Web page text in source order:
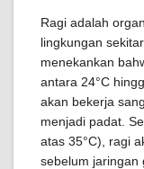
Ragi adalah
lingkungan
menekankan
antara 24°C
akan bekerja
menjadi padat.
atas 35°C), ragi
sebelum jaringan